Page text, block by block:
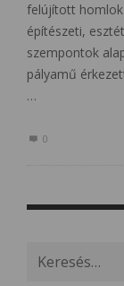
felújított
építészeti,
szempontok
pályamű
…
0